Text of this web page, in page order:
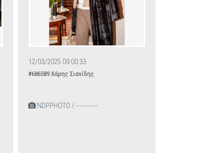
12/03/2025 09:00:33
#686589 Χάρης Σιανίδης
NDPPHOTO / -----------